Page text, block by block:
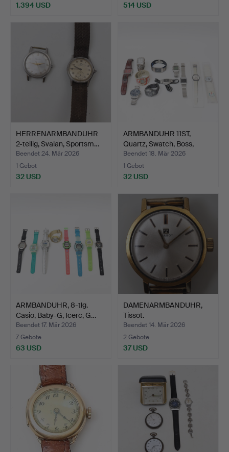
1.394 USD 514 USD
HERRENARMBANDUHR
2-teilig, Svalan, Sportsm…
Beendet 24. Mär 2026
1 Gebot
32 USD
ARMBANDUHR 11ST,
Quartz, Swatch, Boss,
Max…
Beendet 18. Mär 2026
1 Gebot
32 USD
ARMBANDUHR, 8-tlg.
Casio, Baby-G, Icerc, G…
Beendet 17. Mär 2026
7 Gebote
63 USD
DAMENARMBANDUHR,
Tissot.
Beendet 14. Mär 2026
2 Gebote
37 USD